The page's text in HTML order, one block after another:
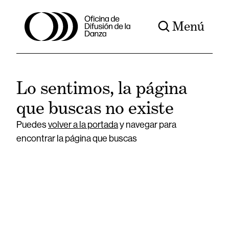
Menú
Lo sentimos, la página
que buscas no existe
Puedesvolver a la portaday navegar para
encontrar la página que buscas